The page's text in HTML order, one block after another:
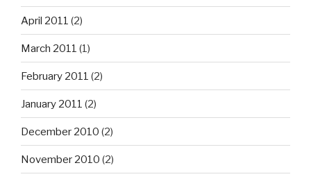
April 2011 (2)
March 2011 (1)
February 2011 (2)
January 2011 (2)
December 2010 (2)
November 2010 (2)